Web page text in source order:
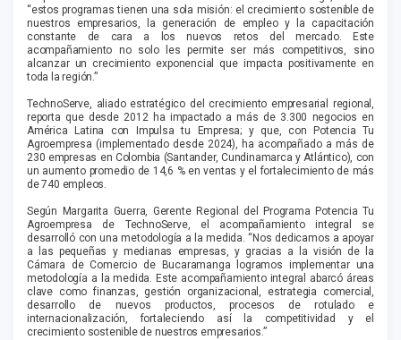
“estos programas tienen una sola misión: el crecimiento sostenible de
nuestros empresarios, la generación de empleo y la capacitación
constante de cara a los nuevos retos del mercado. Este
acompañamiento no solo les permite ser más competitivos, sino
alcanzar un crecimiento exponencial que impacta positivamente en
toda la región.”
TechnoServe, aliado estratégico del crecimiento empresarial regional,
reporta que desde 2012 ha impactado a más de 3.300 negocios en
América Latina con Impulsa tu Empresa; y que, con Potencia Tu
Agroempresa (implementado desde 2024), ha acompañado a más de
230 empresas en Colombia (Santander, Cundinamarca y Atlántico), con
un aumento promedio de 14,6 % en ventas y el fortalecimiento de más
de 740 empleos.
Según Margarita Guerra, Gerente Regional del Programa Potencia Tu
Agroempresa de TechnoServe, el acompañamiento integral se
desarrolló con una metodología a la medida. “Nos dedicamos a apoyar
a las pequeñas y medianas empresas, y gracias a la visión de la
Cámara de Comercio de Bucaramanga logramos implementar una
metodología a la medida. Este acompañamiento integral abarcó áreas
clave como finanzas, gestión organizacional, estrategia comercial,
desarrollo de nuevos productos, procesos de rotulado e
internacionalización, fortaleciendo así la competitividad y el
crecimiento sostenible de nuestros empresarios.”